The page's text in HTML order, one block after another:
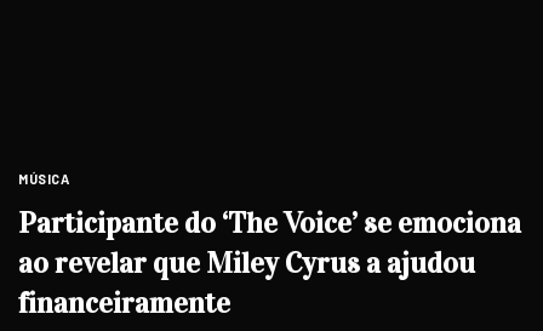
MÚSICA
Participante do ‘The Voice’ se emociona
ao revelar que Miley Cyrus a ajudou
financeiramente